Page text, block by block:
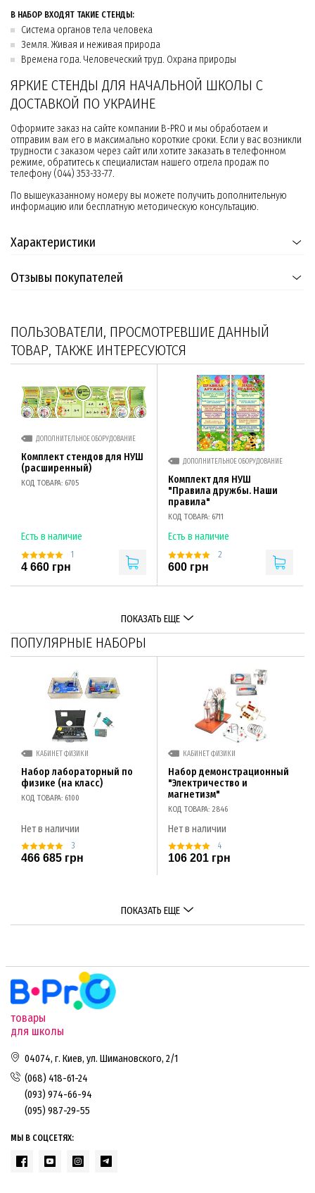
В НАБОР ВХОДЯТ ТАКИЕ СТЕНДЫ:
Система органов тела человека
Земля. Живая и неживая природа
Времена года. Человеческий труд. Охрана природы
ЯРКИЕ СТЕНДЫ ДЛЯ НАЧАЛЬНОЙ ШКОЛЫ С
ДОСТАВКОЙ ПО УКРАИНЕ
Оформите заказ на сайте компании B-PRO и мы обработаем и
отправим вам его в максимально короткие сроки. Если у вас возникли
трудности с заказом через сайт или хотите заказать в телефонном
режиме, обратитесь к специалистам нашего отдела продаж по
телефону (044) 353-33-77.
По вышеуказанному номеру вы можете получить дополнительную
информацию или бесплатную методическую консультацию.
Характеристики
Отзывы покупателей
ПОЛЬЗОВАТЕЛИ, ПРОСМОТРЕВШИЕ ДАННЫЙ
ТОВАР, ТАКЖЕ ИНТЕРЕСУЮТСЯ
ДОПОЛНИТЕЛЬНОЕ ОБОРУДОВАНИЕ
Комплект стендов для НУШ
(расширенный)
КОД ТОВАРА: 6705
Есть в наличие
1
4 660 грн
ДОПОЛНИТЕЛЬНОЕ ОБОРУДОВАНИЕ
Комплект для НУШ
"Правила дружбы. Наши
правила"
КОД ТОВАРА: 6711
Есть в наличие
2
600 грн
ПОКАЗАТЬ ЕЩЕ
ПОПУЛЯРНЫЕ НАБОРЫ
КАБИНЕТ ФИЗИКИ
Набор лабораторный по
физике (на класс)
КОД ТОВАРА: 6100
Нет в наличии
3
466 685 грн
КАБИНЕТ ФИЗИКИ
Набор демонстрационный
"Электричество и
магнетизм"
КОД ТОВАРА: 2846
Нет в наличии
4
106 201 грн
ПОКАЗАТЬ ЕЩЕ
товары
для школы
04074, г. Киев, ул. Шимановского, 2/1
(068) 418-61-24
(093) 974-66-94
(095) 987-29-55
МЫ В СОЦСЕТЯХ: